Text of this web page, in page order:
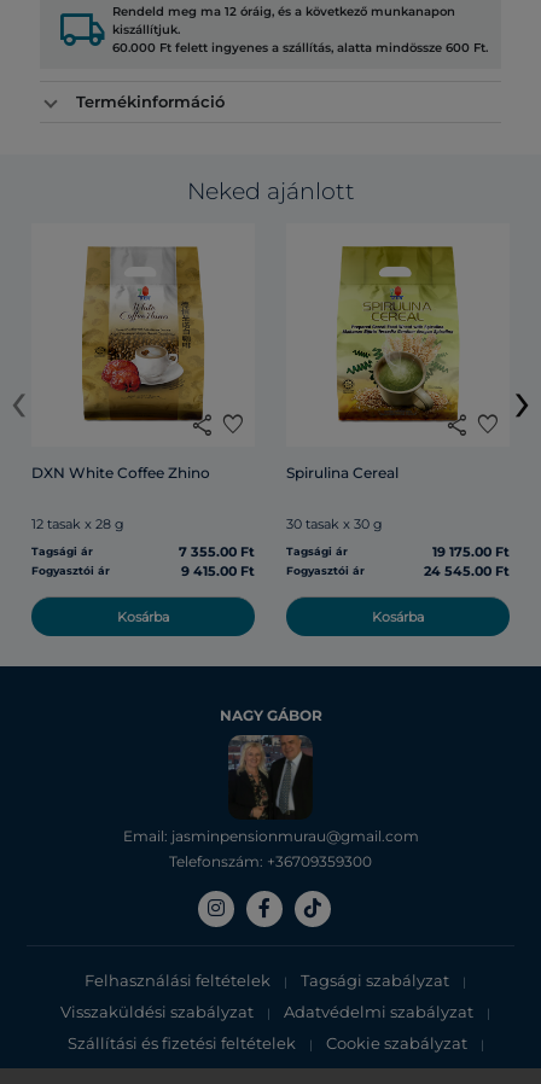
local_shipping Rendeld meg ma 12 óráig, és a következő munkanapon
kiszállítjuk.
60.000 Ft felett ingyenes a szállítás, alatta mindössze 600 Ft.
Termékinformáció
Neked ajánlott
share favorite
DXN White Coffee Zhino
12 tasak x 28 g
Tagsági ár 7 355.00 Ft
Fogyasztói ár 9 415.00 Ft
Kosárba
share favorite
Spirulina Cereal
30 tasak x 30 g
Tagsági ár 19 175.00 Ft
Fogyasztói ár 24 545.00 Ft
Kosárba
‹ ›
NAGY GÁBOR
Email: jasminpensionmurau@gmail.com
Telefonszám: +36709359300
Felhasználási feltételek | Tagsági szabályzat |
Visszaküldési szabályzat | Adatvédelmi szabályzat |
Szállítási és fizetési feltételek | Cookie szabályzat |
Adatvédelmi tájékoztató